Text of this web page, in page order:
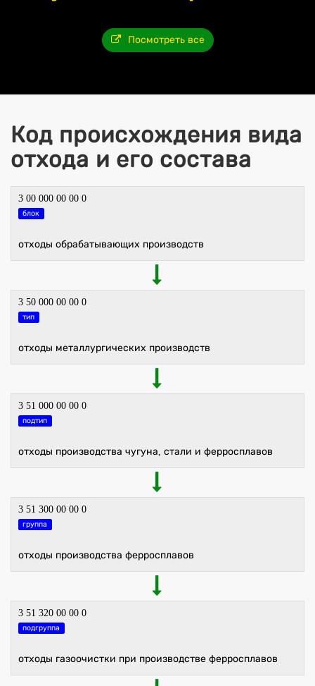
Посмотреть все
Код происхождения вида
отхода и его состава
3 00 000 00 00 0
блок
отходы обрабатывающих производств
3 50 000 00 00 0
тип
отходы металлургических производств
3 51 000 00 00 0
подтип
отходы производства чугуна, стали и ферросплавов
3 51 300 00 00 0
группа
отходы производства ферросплавов
3 51 320 00 00 0
подгруппа
отходы газоочистки при производстве ферросплавов